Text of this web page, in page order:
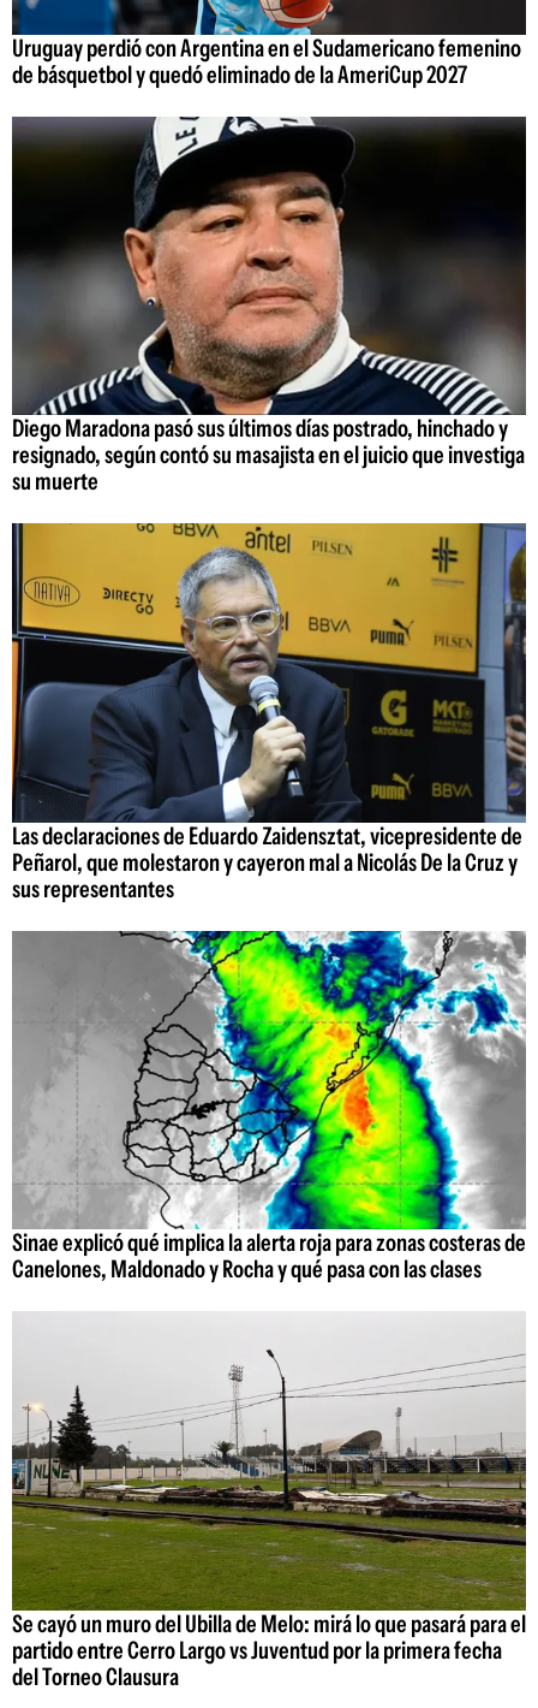
Uruguay perdió con Argentina en el Sudamericano femenino
de básquetbol y quedó eliminado de la AmeriCup 2027
Diego Maradona pasó sus últimos días postrado, hinchado y
resignado, según contó su masajista en el juicio que investiga
su muerte
Las declaraciones de Eduardo Zaidensztat, vicepresidente de
Peñarol, que molestaron y cayeron mal a Nicolás De la Cruz y
sus representantes
Sinae explicó qué implica la alerta roja para zonas costeras de
Canelones, Maldonado y Rocha y qué pasa con las clases
Se cayó un muro del Ubilla de Melo: mirá lo que pasará para el
partido entre Cerro Largo vs Juventud por la primera fecha
del Torneo Clausura